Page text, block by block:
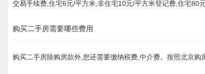
交易手续费,住宅6元/平方米,非住宅10元/平方米登记费,住宅80
购买二手房需要哪些费用
购买二手房除购房款外,您还需要缴纳税费,中介费。按照北京